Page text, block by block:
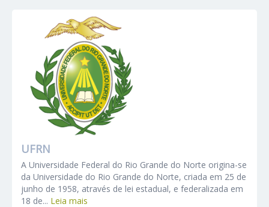
UFRN
A Universidade Federal do Rio Grande do Norte origina-se
da Universidade do Rio Grande do Norte, criada em 25 de
junho de 1958, através de lei estadual, e federalizada em
18 de... Leia mais